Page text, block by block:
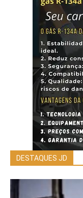
DESTAQUES JD